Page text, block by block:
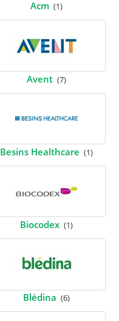
Acm (1)
Avent (7)
Besins Healthcare (1)
Biocodex (1)
Blédina (6)